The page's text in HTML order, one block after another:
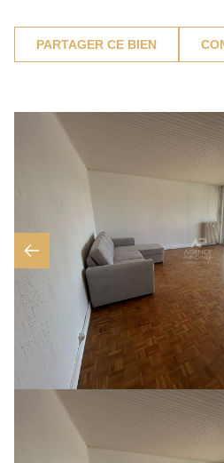
PARTAGER CE BIEN